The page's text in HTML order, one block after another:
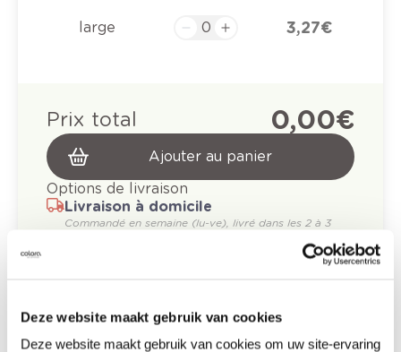
Deze website maakt gebruik van cookies
Deze website maakt gebruik van cookies om uw site-ervaring
large 3,27 €
Prix total 0,00 €
Ajouter au panier
Options de livraison
Livraison à domicile
Commandé en semaine (lu-ve), livré dans les 2 à 3